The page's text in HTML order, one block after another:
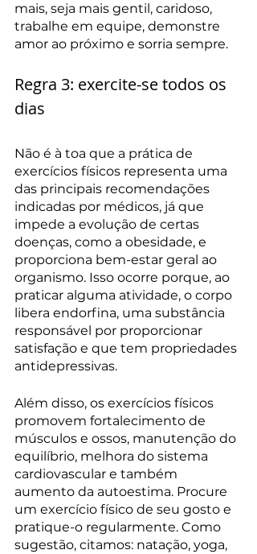
mais, seja mais gentil, caridoso,
trabalhe em equipe, demonstre
amor ao próximo e sorria sempre.
Regra 3: exercite-se todos os
dias
Não é à toa que a prática de
exercícios físicos representa uma
das principais recomendações
indicadas por médicos, já que
impede a evolução de certas
doenças, como a obesidade, e
proporciona bem-estar geral ao
organismo. Isso ocorre porque, ao
praticar alguma atividade, o corpo
libera endorfina, uma substância
responsável por proporcionar
satisfação e que tem propriedades
antidepressivas.
Além disso, os exercícios físicos
promovem fortalecimento de
músculos e ossos, manutenção do
equilíbrio, melhora do sistema
cardiovascular e também
aumento da autoestima. Procure
um exercício físico de seu gosto e
pratique-o regularmente. Como
sugestão, citamos: natação, yoga,